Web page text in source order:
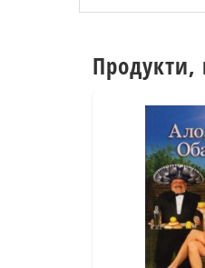
Продукти,